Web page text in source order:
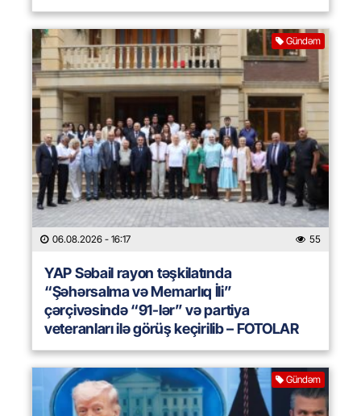
Gündəm
06.08.2026 - 16:17 55
YAP Səbail rayon təşkilatında
“Şəhərsalma və Memarlıq İli”
çərçivəsində “91-lər” və partiya
veteranları ilə görüş keçirilib – FOTOLAR
Gündəm